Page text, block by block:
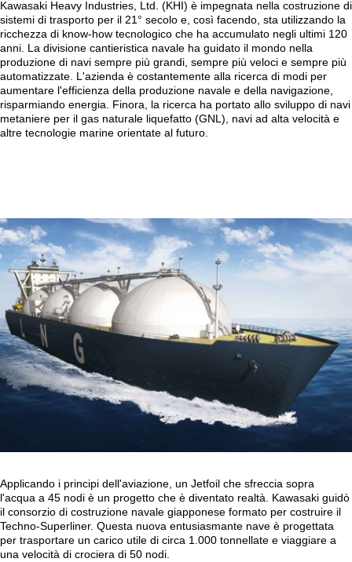
Kawasaki Heavy Industries, Ltd. (KHI) è impegnata nella costruzione di
sistemi di trasporto per il 21° secolo e, così facendo, sta utilizzando la
ricchezza di know-how tecnologico che ha accumulato negli ultimi 120
anni. La divisione cantieristica navale ha guidato il mondo nella
produzione di navi sempre più grandi, sempre più veloci e sempre più
automatizzate. L'azienda è costantemente alla ricerca di modi per
aumentare l'efficienza della produzione navale e della navigazione,
risparmiando energia. Finora, la ricerca ha portato allo sviluppo di navi
metaniere per il gas naturale liquefatto (GNL), navi ad alta velocità e
altre tecnologie marine orientate al futuro.
Applicando i principi dell'aviazione, un Jetfoil che sfreccia sopra
l'acqua a 45 nodi è un progetto che è diventato realtà. Kawasaki guidò
il consorzio di costruzione navale giapponese formato per costruire il
Techno-Superliner. Questa nuova entusiasmante nave è progettata
per trasportare un carico utile di circa 1.000 tonnellate e viaggiare a
una velocità di crociera di 50 nodi.